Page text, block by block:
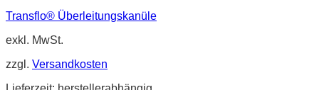
Transflo® Überleitungskanüle
exkl. MwSt.
zzgl. Versandkosten